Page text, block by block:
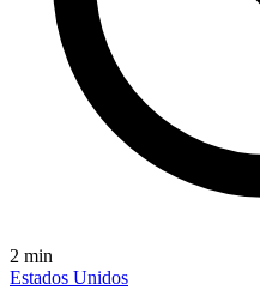
2 min
Estados Unidos